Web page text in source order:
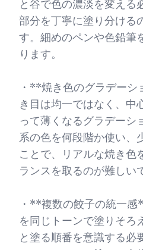
と谷で色の濃淡を変える
部分を丁寧に塗り分ける
す。細めのペンや色鉛筆
ります。
・**焼き色のグラデー
き目は均一ではなく、中
って薄くなるグラデーシ
系の色を何段階か使い、
ことで、リアルな焼き色
ランスを取るのが難しい
・**複数の餃子の統一
を同じトーンで塗りそろ
と塗る順番を意識する必